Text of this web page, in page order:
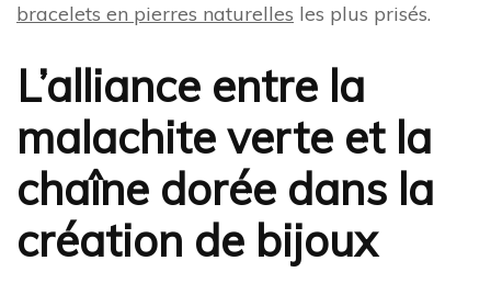
bracelets en pierres naturelles les plus prisés.
L’alliance entre la
malachite verte et la
chaîne dorée dans la
création de bijoux